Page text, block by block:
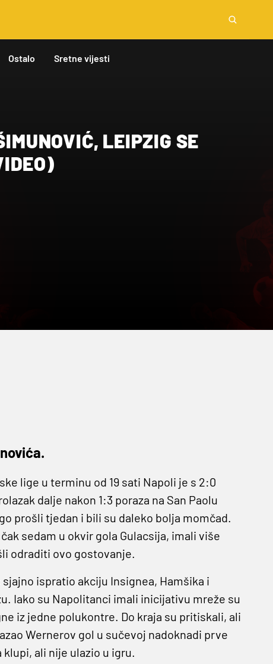
Ostalo Sretne vijesti
LEIPZIG SE
lige u terminu od 19 sati Napoli je s 2:0
dalje nakon 1:3 poraza na San Paolu
prošli tjedan i bili su daleko bolja momčad.
sedam u okvir gola Gulacsija, imali više
odraditi ovo gostovanje.
ispratio akciju Insignea, Hamšika i
Iako su Napolitanci imali inicijativu mreže su
iz jedne polukontre. Do kraja su pritiskali, ali
Wernerov gol u sučevoj nadoknadi prve
klupi, ali nije ulazio u igru.